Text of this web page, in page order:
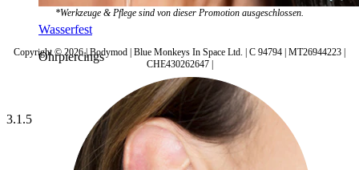
Wasserfest
Ohrpiercings
*Werkzeuge & Pflege sind von dieser Promotion ausgeschlossen.
Copyright © 2026 | Bodymod | Blue Monkeys In Space Ltd. | C 94794 | MT26944223 |
CHE430262647 |
3.1.5